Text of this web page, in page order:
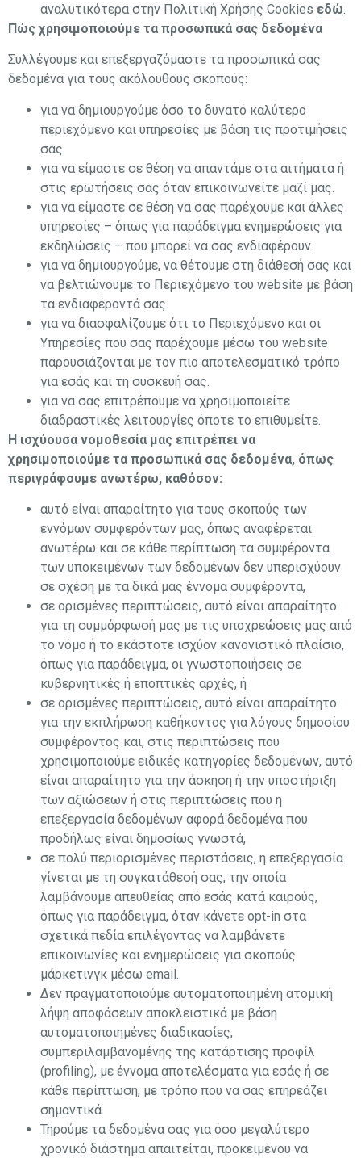
αναλυτικότερα στην Πολιτική Χρήσης Cookies εδώ.
Πώς χρησιμοποιούμε τα προσωπικά σας δεδομένα
Συλλέγουμε και επεξεργαζόμαστε τα προσωπικά σας
δεδομένα για τους ακόλουθους σκοπούς:
για να δημιουργούμε όσο το δυνατό καλύτερο
περιεχόμενο και υπηρεσίες με βάση τις προτιμήσεις
σας.
για να είμαστε σε θέση να απαντάμε στα αιτήματα ή
στις ερωτήσεις σας όταν επικοινωνείτε μαζί μας.
για να είμαστε σε θέση να σας παρέχουμε και άλλες
υπηρεσίες – όπως για παράδειγμα ενημερώσεις για
εκδηλώσεις – που μπορεί να σας ενδιαφέρουν.
για να δημιουργούμε, να θέτουμε στη διάθεσή σας και
να βελτιώνουμε το Περιεχόμενο του website με βάση
τα ενδιαφέροντά σας.
για να διασφαλίζουμε ότι το Περιεχόμενο και οι
Υπηρεσίες που σας παρέχουμε μέσω του website
παρουσιάζονται με τον πιο αποτελεσματικό τρόπο
για εσάς και τη συσκευή σας.
για να σας επιτρέπουμε να χρησιμοποιείτε
διαδραστικές λειτουργίες όποτε το επιθυμείτε.
Η ισχύουσα νομοθεσία μας επιτρέπει να
χρησιμοποιούμε τα προσωπικά σας δεδομένα, όπως
περιγράφουμε ανωτέρω, καθόσον:
αυτό είναι απαραίτητο για τους σκοπούς των
εννόμων συμφερόντων μας, όπως αναφέρεται
ανωτέρω και σε κάθε περίπτωση τα συμφέροντα
των υποκειμένων των δεδομένων δεν υπερισχύουν
σε σχέση με τα δικά μας έννομα συμφέροντα,
σε ορισμένες περιπτώσεις, αυτό είναι απαραίτητο
για τη συμμόρφωσή μας με τις υποχρεώσεις μας από
το νόμο ή το εκάστοτε ισχύον κανονιστικό πλαίσιο,
όπως για παράδειγμα, οι γνωστοποιήσεις σε
κυβερνητικές ή εποπτικές αρχές, ή
σε ορισμένες περιπτώσεις, αυτό είναι απαραίτητο
για την εκπλήρωση καθήκοντος για λόγους δημοσίου
συμφέροντος και, στις περιπτώσεις που
χρησιμοποιούμε ειδικές κατηγορίες δεδομένων, αυτό
είναι απαραίτητο για την άσκηση ή την υποστήριξη
των αξιώσεων ή στις περιπτώσεις που η
επεξεργασία δεδομένων αφορά δεδομένα που
προδήλως είναι δημοσίως γνωστά,
σε πολύ περιορισμένες περιστάσεις, η επεξεργασία
γίνεται με τη συγκατάθεσή σας, την οποία
λαμβάνουμε απευθείας από εσάς κατά καιρούς,
όπως για παράδειγμα, όταν κάνετε opt-in στα
σχετικά πεδία επιλέγοντας να λαμβάνετε
επικοινωνίες και ενημερώσεις για σκοπούς
μάρκετινγκ μέσω email.
Δεν πραγματοποιούμε αυτοματοποιημένη ατομική
λήψη αποφάσεων αποκλειστικά με βάση
αυτοματοποιημένες διαδικασίες,
συμπεριλαμβανομένης της κατάρτισης προφίλ
(profiling), με έννομα αποτελέσματα για εσάς ή σε
κάθε περίπτωση, με τρόπο που να σας επηρεάζει
σημαντικά.
Τηρούμε τα δεδομένα σας για όσο μεγαλύτερο
χρονικό διάστημα απαιτείται, προκειμένου να